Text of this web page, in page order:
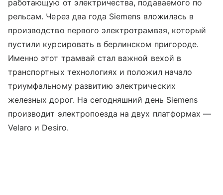
работающую от электричества, подаваемого по
рельсам. Через два года Siemens вложилась в
производство первого электротрамвая, который
пустили курсировать в берлинском пригороде.
Именно этот трамвай стал важной вехой в
транспортных технологиях и положил начало
триумфальному развитию электрических
железных дорог. На сегодняшний день Siemens
производит электропоезда на двух платформах —
Velaro и Desiro.